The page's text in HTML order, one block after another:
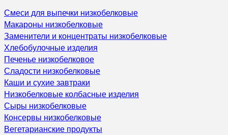
Смеси для выпечки низкобелковые
Макароны низкобелковые
Заменители и концентраты низкобелковые
Хлебобулочные изделия
Печенье низкобелковое
Сладости низкобелковые
Каши и сухие завтраки
Низкобелковые колбасные изделия
Сыры низкобелковые
Консервы низкобелковые
Вегетарианские продукты